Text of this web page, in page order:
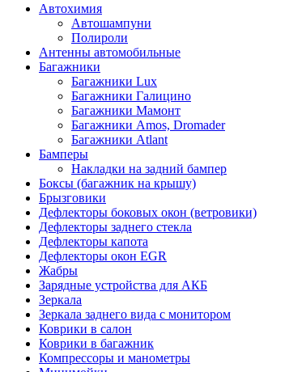
Автохимия
Автошампуни
Полироли
Антенны автомобильные
Багажники
Багажники Lux
Багажники Галицино
Багажники Мамонт
Багажники Amos, Dromader
Багажники Atlant
Бамперы
Накладки на задний бампер
Боксы (багажник на крышу)
Брызговики
Дефлекторы боковых окон (ветровики)
Дефлекторы заднего стекла
Дефлекторы капота
Дефлекторы окон EGR
Жабры
Зарядные устройства для АКБ
Зеркала
Зеркала заднего вида с монитором
Коврики в салон
Коврики в багажник
Компрессоры и манометры